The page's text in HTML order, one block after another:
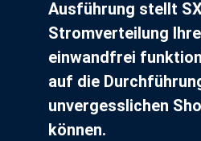
Ausführung stellt
Stromverteilung
einwandfrei
auf die
unvergesslichen
können.